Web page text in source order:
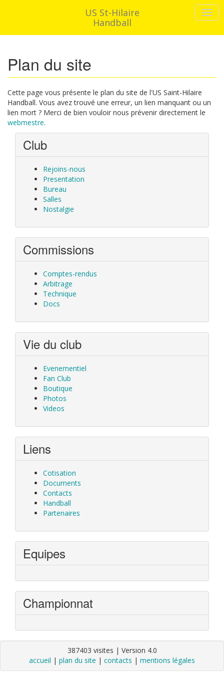
US St-Hilaire
Handball
Plan du site
Cette page vous présente le plan du site de l'US Saint-Hilaire
Handball. Vous avez trouvé une erreur, un lien manquant ou un
lien mort ? Merci de bien vouloir nous prévenir directement le
webmestre.
Club
Rejoins-nous
Presentation
Bureau
Salles
Nostalgie
Commissions
Comptes-rendus
Arbitrage
Technique
Docs
Vie du club
Evenementiel
Fan Club
Boutique
Photos
Videos
Liens
Cotisation
Documents
Contacts
Handball
Partenaires
Equipes
Championnat
387403 visites | Version 4.0
accueil | plan du site | contacts | mentions légales